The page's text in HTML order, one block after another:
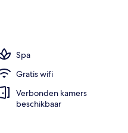
Spa
Gratis wifi
Verbonden kamers
beschikbaar